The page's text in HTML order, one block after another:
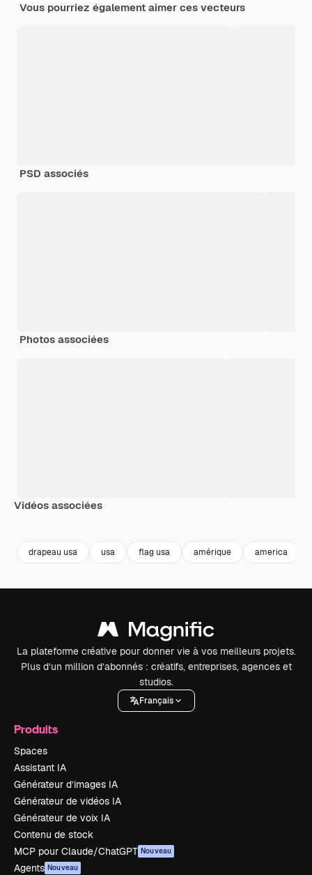
Vous pourriez également aimer ces vecteurs
PSD associés
Photos associées
Vidéos associées
drapeau usa usa flag usa amérique america
La plateforme créative pour donner vie à vos meilleurs projets.
Plus d’un million d’abonnés : créatifs, entreprises, agences et
studios.
Français
Produits
Spaces
Assistant IA
Générateur d’images IA
Générateur de vidéos IA
Générateur de voix IA
Contenu de stock
MCP pour Claude/ChatGPT Nouveau
Agents Nouveau